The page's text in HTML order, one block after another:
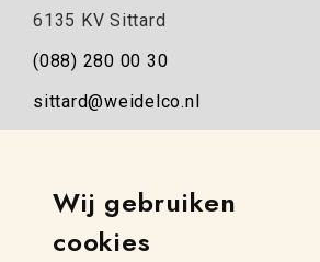
Wij gebruiken
cookies
6135 KV Sittard
(088) 280 00 30
sittard@weidelco.nl
Simon Stevinweg 8
8013 NB Zwolle